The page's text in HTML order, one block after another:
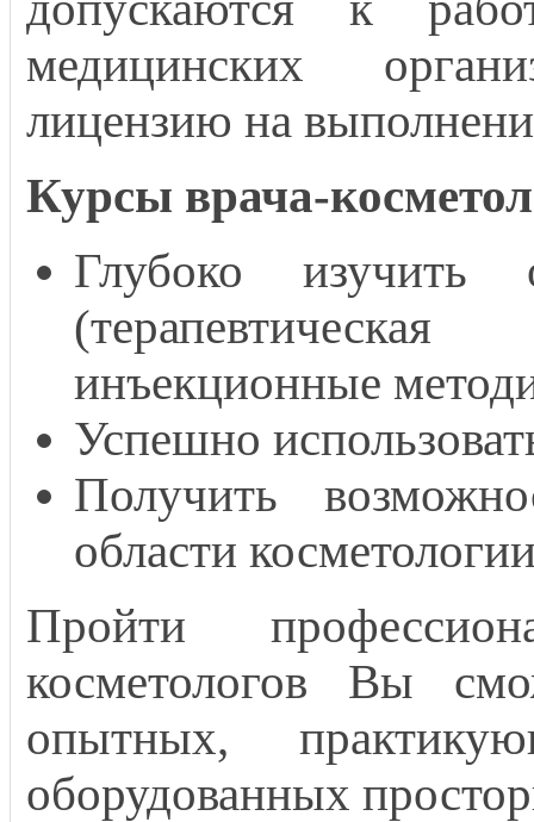
медицинских
лицензию на
Курсы врача-
Глубоко изучить
инъекционные
Успешно
Получить
области
Пройти
косметологов Вы
опытных,
оборудованных